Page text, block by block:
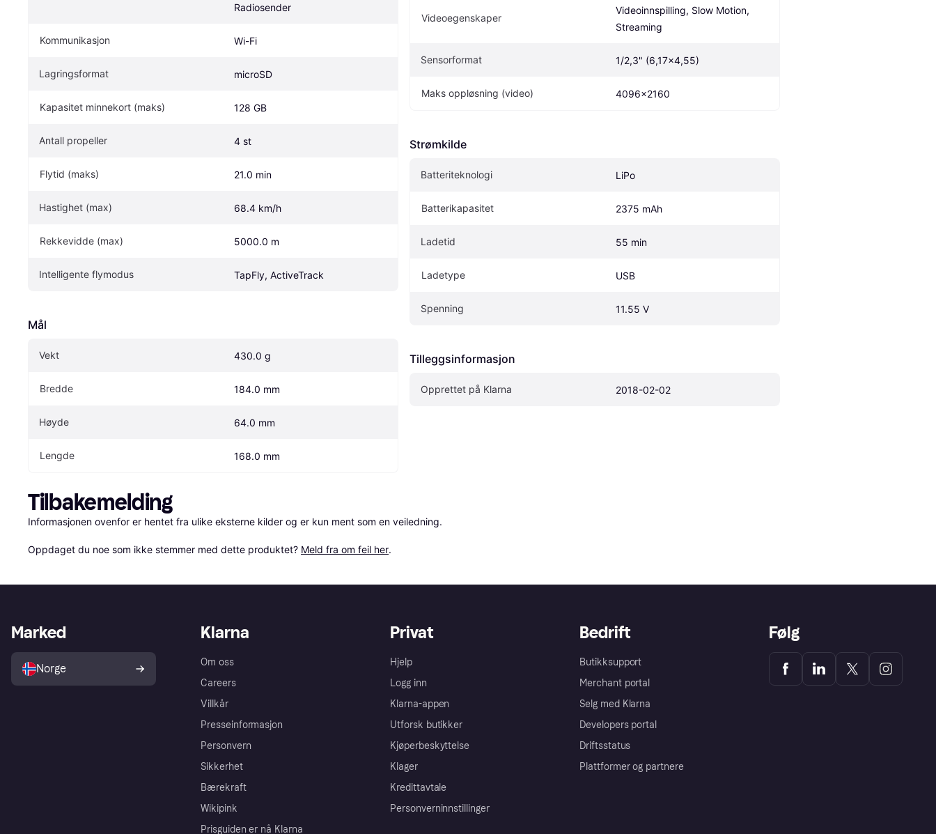
Radiosender
Kommunikasjon Wi-Fi
Lagringsformat microSD
Kapasitet minnekort (maks) 128 GB
Antall propeller 4 st
Flytid (maks) 21.0 min
Hastighet (max) 68.4 km/h
Rekkevidde (max) 5000.0 m
Intelligente flymodus TapFly, ActiveTrack
Mål
Vekt 430.0 g
Bredde 184.0 mm
Høyde 64.0 mm
Lengde 168.0 mm
Videoegenskaper
Videoinnspilling, Slow Motion,
Streaming
Sensorformat 1/2,3" (6,17x4,55)
Maks oppløsning (video) 4096x2160
Strømkilde
Batteriteknologi LiPo
Batterikapasitet 2375 mAh
Ladetid 55 min
Ladetype USB
Spenning 11.55 V
Tilleggsinformasjon
Opprettet på Klarna 2018-02-02
Tilbakemelding
Informasjonen ovenfor er hentet fra ulike eksterne kilder og er kun ment som en veiledning.
Oppdaget du noe som ikke stemmer med dette produktet? Meld fra om feil her.
Klarna
Om oss
Careers
Villkår
Presseinformasjon
Personvern
Sikkerhet
Bærekraft
Wikipink
Prisguiden er nå Klarna
Privat
Hjelp
Logg inn
Klarna-appen
Utforsk butikker
Kjøperbeskyttelse
Klager
Kredittavtale
Personverninnstillinger
Bedrift
Butikksupport
Merchant portal
Selg med Klarna
Developers portal
Driftsstatus
Plattformer og partnere
Marked
Norge
Følg